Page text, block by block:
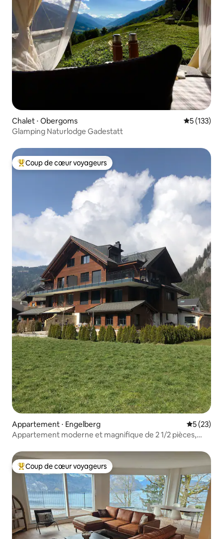
Chalet ⋅ Obergoms Évaluation
5 (133)
Glamping Naturlodge Gadestatt
Coups de cœur voyageurs les plus appréciés
Coup de cœur voyageurs
Appartement ⋅ Engelberg
5 (23)
Appartement moderne et magnifique de 2 1/2 pièces,
Coups de cœur voyageurs les plus appréciés
Coup de cœur voyageurs